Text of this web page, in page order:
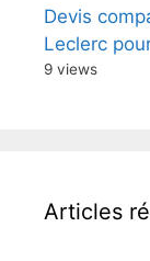
Devis
Leclerc
9 views
Articles